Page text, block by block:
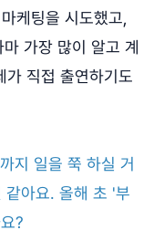
케팅을 시도했고,
가장 많이 알고 계
가 직접 출연하기도
지 일을 쭉 하실 거
같아요. 올해 초 '부
?